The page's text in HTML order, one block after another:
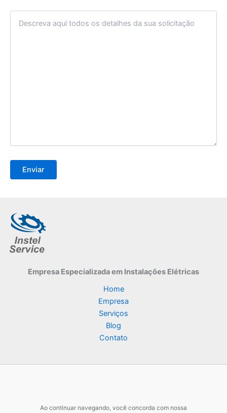
Empresa Especializadaem Instalações Elétricas
Home
Empresa
Serviços
Blog
Contato
Ao continuar navegando, você concorda com nossa